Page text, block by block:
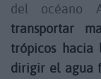
del océano
transportar
trópicos hacia
dirigir el agua